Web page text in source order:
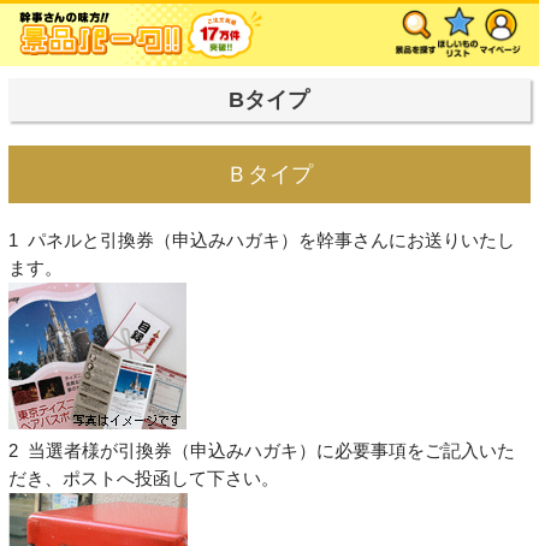
Bタイプ
Ｂタイプ
1 パネルと引換券（申込みハガキ）を幹事さんにお送りいたし
ます。
2 当選者様が引換券（申込みハガキ）に必要事項をご記入いた
だき、ポストへ投函して下さい。